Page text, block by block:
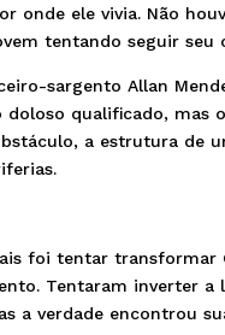
onde ele vivia. Não
tentando seguir seu
sargento Allan
qualificado, mas
a estrutura de
foi tentar transformar
Tentaram inverter
a verdade encontrou